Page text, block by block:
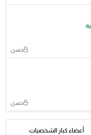
حسن
حسن
أعضاء كبار الشخصيات